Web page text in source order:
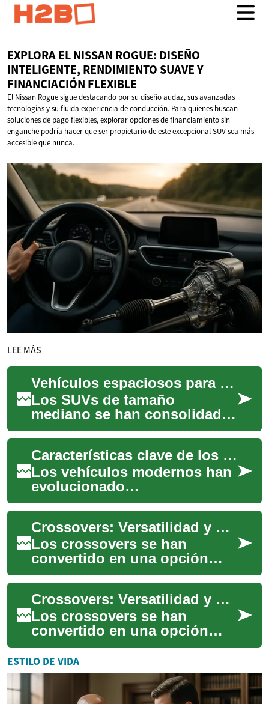
EXPLORA EL NISSAN ROGUE: DISEÑO
INTELIGENTE, RENDIMIENTO SUAVE Y
FINANCIACIÓN FLEXIBLE
El Nissan Rogue sigue destacando por su diseño audaz, sus avanzadas
tecnologías y su fluida experiencia de conducción. Para quienes buscan
soluciones de pago flexibles, explorar opciones de financiamiento sin
enganche podría hacer que ser propietario de este excepcional SUV sea más
accesible que nunca.
LEE MÁS
Vehículos espaciosos para aventuras urbanas y familiares
Los SUVs de tamaño
mediano se han consolidado
como una opción popular
para conductores que buscan
un equilibrio entre...
Características clave de los automóviles con diseño adaptable
Los vehículos modernos han
evolucionado
significativamente, buscando
satisfacer una amplia gama
de necesidades para c...
Crossovers: Versatilidad y Rendimiento en un Solo Vehículo
Los crossovers se han
convertido en una opción
cada vez más popular para
conductores que buscan
combinar la comodidad...
Crossovers: Versatilidad y Rendimiento en un Solo Vehículo
Los crossovers se han
convertido en una opción
cada vez más popular en el
mercado automotriz,
ofreciendo una combinac...
ESTILO DE VIDA